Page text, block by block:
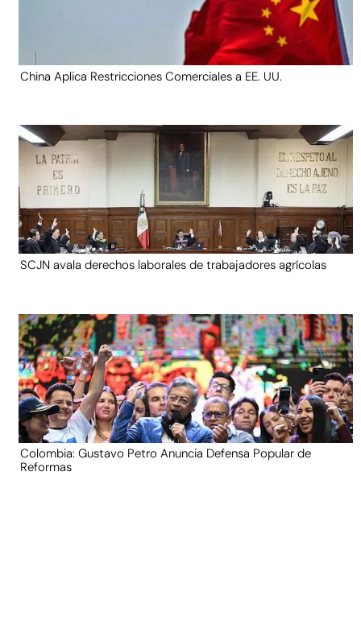
China Aplica Restricciones Comerciales a EE. UU.
SCJN avala derechos laborales de trabajadores agrícolas
Colombia: Gustavo Petro Anuncia Defensa Popular de
Reformas